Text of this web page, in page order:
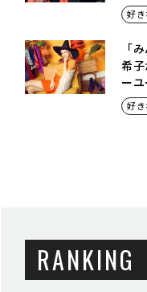
好
「
希
ー
好
RANKING